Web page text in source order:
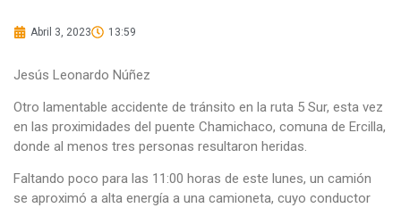
Abril 3, 2023 13:59
Jesús Leonardo Núñez
Otro lamentable accidente de tránsito en la ruta 5 Sur, esta vez
en las proximidades del puente Chamichaco, comuna de Ercilla,
donde al menos tres personas resultaron heridas.
Faltando poco para las 11:00 horas de este lunes, un camión
se aproximó a alta energía a una camioneta, cuyo conductor